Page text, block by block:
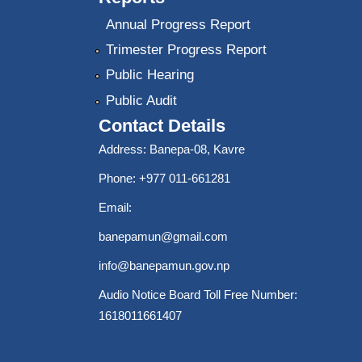
Annual Progress Report
Trimester Progress Report
Public Hearing
Public Audit
Contact Details
Address: Banepa-08, Kavre
Phone: +977 011-661281
Email:
banepamun@gmail.com
info@banepamun.gov.np
Audio Notice Board Toll Free Number:
1618011661407